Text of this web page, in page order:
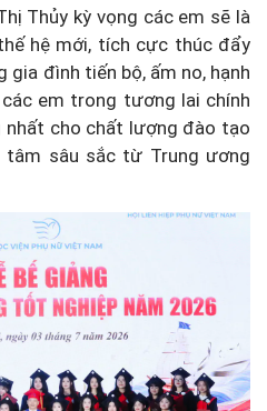
Thủy kỳ vọng các em sẽ là
hệ mới, tích cực thúc đẩy
gia đình tiến bộ, ấm no, hạnh
em trong tương lai chính
nhất cho chất lượng đào tạo
tâm sâu sắc từ Trung ương